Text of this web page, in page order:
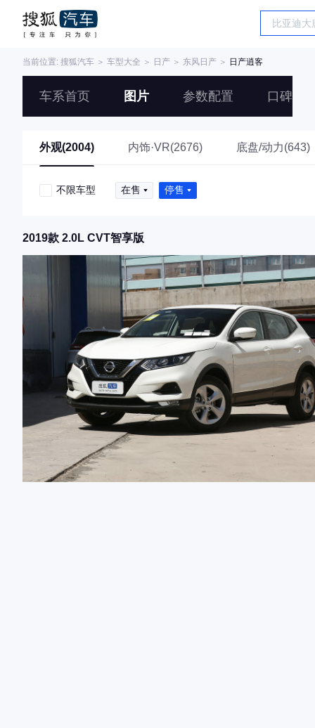
当前位置: 搜狐汽车 ＞ 车型大全 ＞ 日产 ＞ 东风日产 ＞ 日产逍客
车系首页 图片 参数配置 口碑
外观(2004) 内饰·VR(2676) 底盘/动力(643)
不限车型 在售 停售
2019款 2.0L CVT智享版